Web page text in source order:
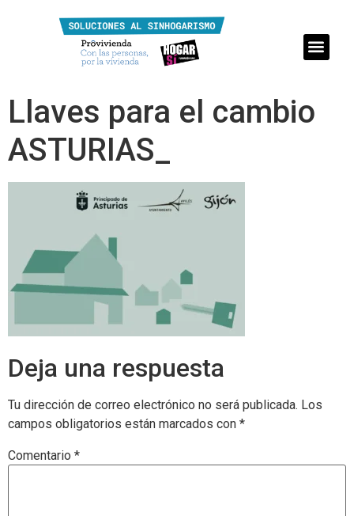
Llaves para el cambio
ASTURIAS_
Deja una respuesta
Tu dirección de correo electrónico no será publicada. Los
campos obligatorios están marcados con *
Comentario *